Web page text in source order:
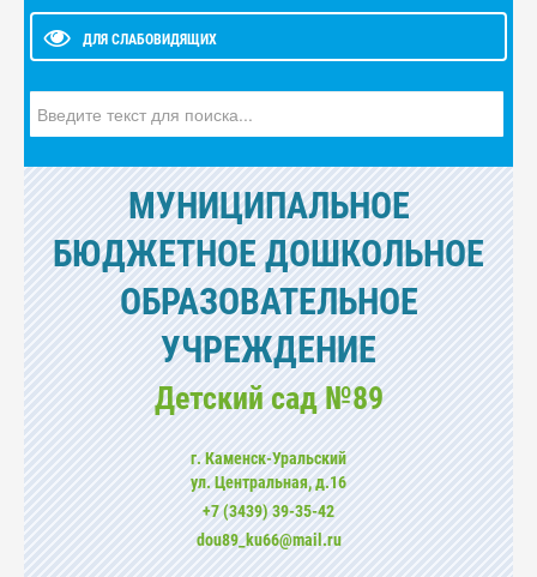
ДЛЯ СЛАБОВИДЯЩИХ
МУНИЦИПАЛЬНОЕ
БЮДЖЕТНОЕ ДОШКОЛЬНОЕ
ОБРАЗОВАТЕЛЬНОЕ
УЧРЕЖДЕНИЕ
Детский сад №89
г. Каменск-Уральский
ул. Центральная, д.16
+7 (3439) 39-35-42
dou89_ku66@mail.ru